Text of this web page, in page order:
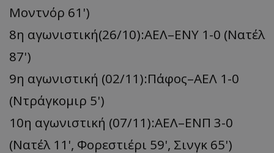
Μοντνόρ 61')
8η αγωνιστική(26/10):ΑΕΛ–ΕΝΥ 1-0 (Νατέλ
87')
9η αγωνιστική (02/11):Πάφος–ΑΕΛ 1-0
(Ντράγκομιρ 5')
10η αγωνιστική (07/11):ΑΕΛ–ΕΝΠ 3-0
(Nατέλ 11', Φορεστιέρι 59', Σινγκ 65')